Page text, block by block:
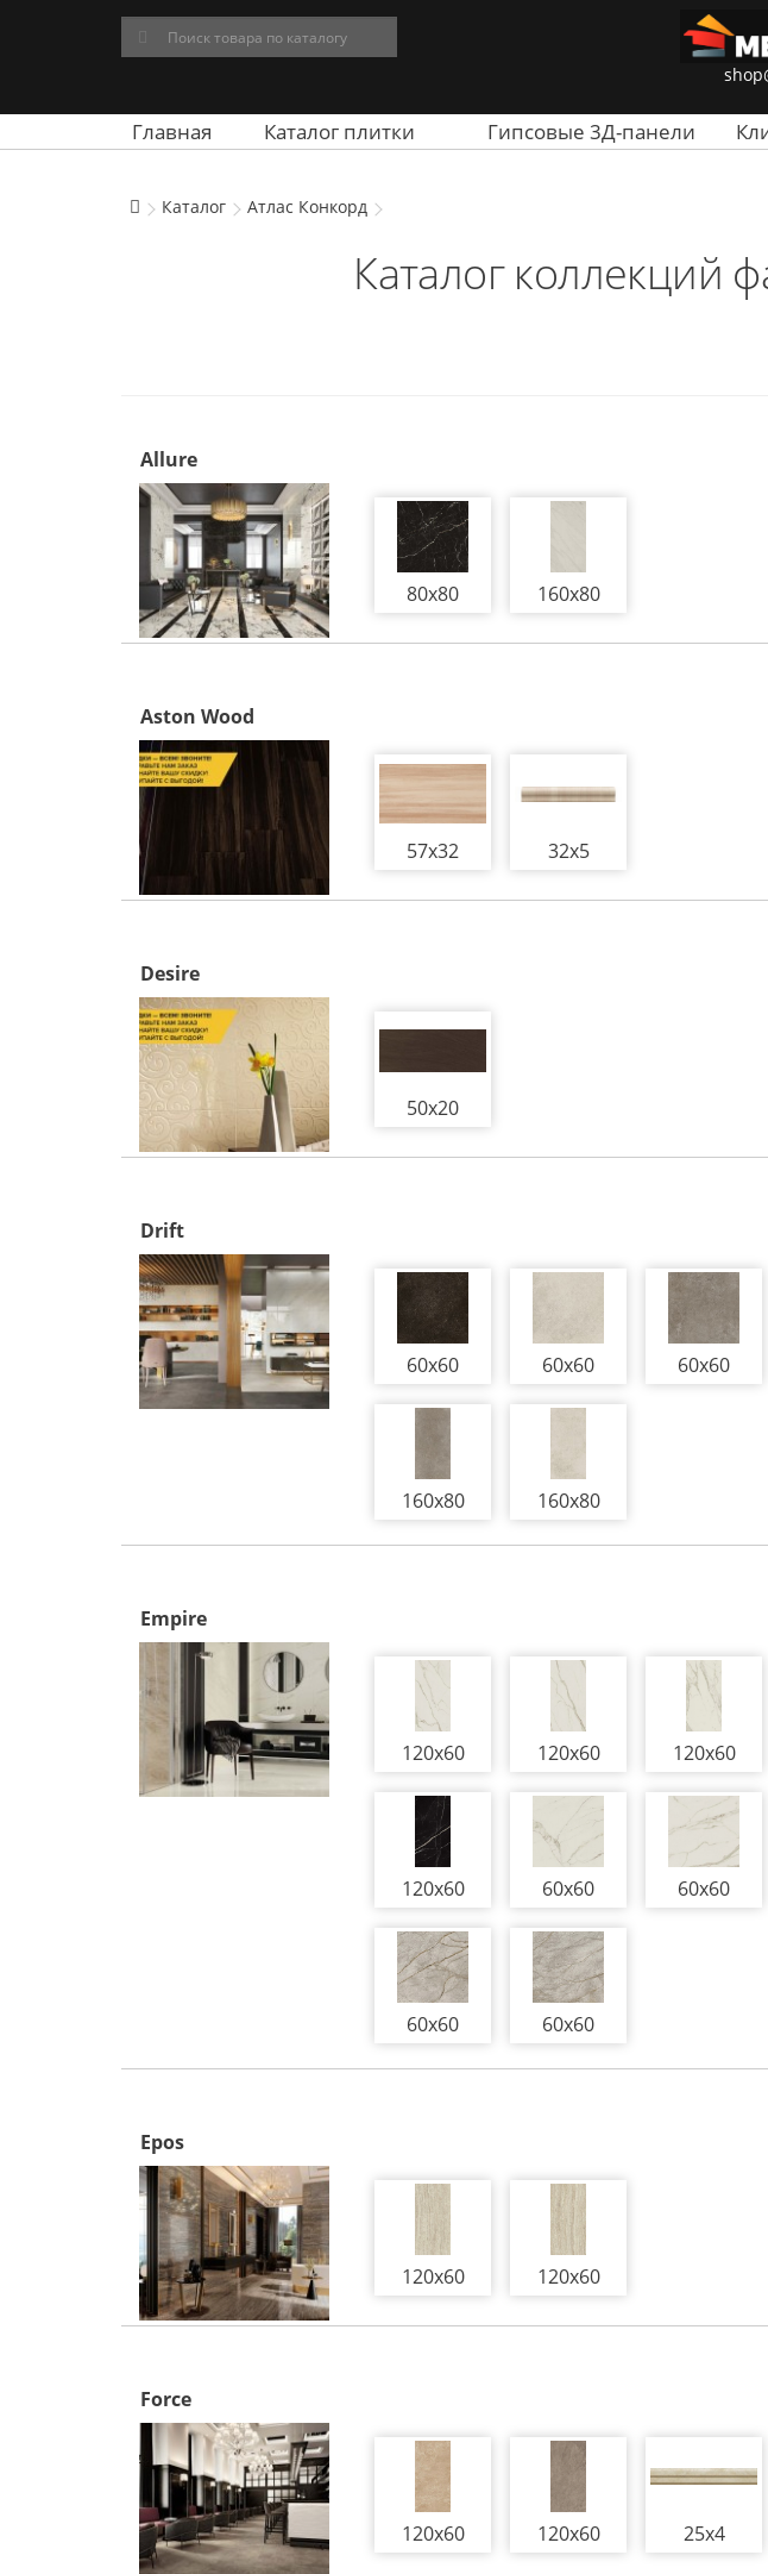
Главная Каталог плитки Гипсовые 3Д-панели
Каталог Атлас Конкорд
Каталог коллекций
Allure
80x80 160x80
Aston Wood
57x32 32x5
Desire
50x20
Drift
60x60 60x60 60x60
160x80 160x80
Empire
120x60 120x60 120x60
120x60 60x60 60x60
60x60 60x60
Epos
120x60 120x60
Force
120x60 120x60 25x4